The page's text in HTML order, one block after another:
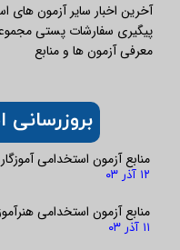
وزارت بهداشت هر ساله
التحصیلان رشته های
واجد شرایط پس از
شوند. بنابراین فارغ
در
وزارت بهداشت می
رشته های مجاز
آخرین اخبار سایر آزمون های
پیگیری سفارشات پستی
معرفی آزمون ها و منابع
منابع آزمون استخدامی
۱۲ آذر ۰۳
منابع آزمون استخدامی
۱۱ آذر ۰۳
بروزرسانی